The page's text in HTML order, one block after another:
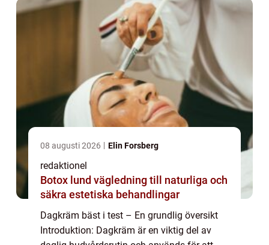
08 augusti 2026 Elin Forsberg
redaktionel
Botox lund vägledning till naturliga och
säkra estetiska behandlingar
Dagkräm bäst i test – En grundlig översikt
Introduktion: Dagkräm är en viktig del av